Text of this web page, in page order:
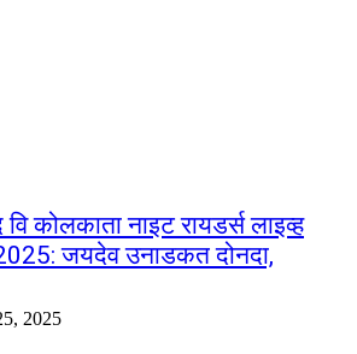
कोलकाता नाइट रायडर्स लाइव्ह
जयदेव उनाडकत दोनदा,
2025